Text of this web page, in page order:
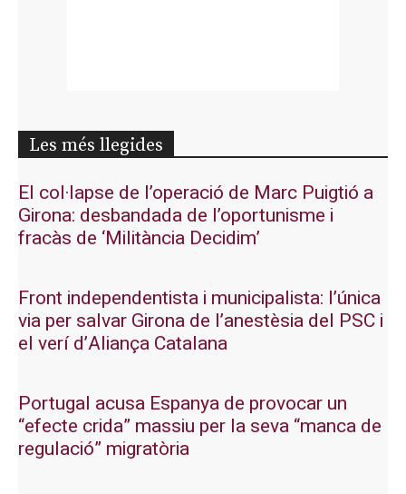
Les més llegides
El col·lapse de l’operació de Marc Puigtió a
Girona: desbandada de l’oportunisme i
fracàs de ‘Militància Decidim’
Front independentista i municipalista: l’única
via per salvar Girona de l’anestèsia del PSC i
el verí d’Aliança Catalana
Portugal acusa Espanya de provocar un
“efecte crida” massiu per la seva “manca de
regulació” migratòria